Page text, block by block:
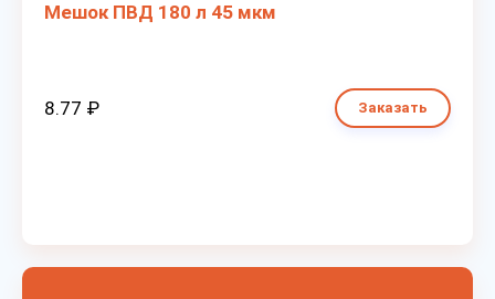
Мешок ПВД 180 л 45 мкм
8.77 ₽ Заказать